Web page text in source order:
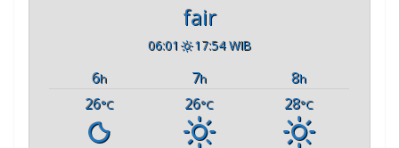
fair
06:01 17:54 WIB
6h 7h 8h
26°C 26°C 28°C